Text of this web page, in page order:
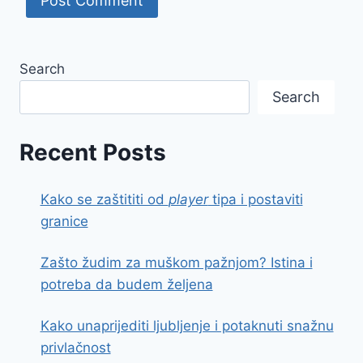
Search
Search
Recent Posts
Kako se zaštititi od playertipa i postaviti
granice
Zašto žudim za muškom pažnjom? Istina i
potreba da budem željena
Kako unaprijediti ljubljenje i potaknuti snažnu
privlačnost